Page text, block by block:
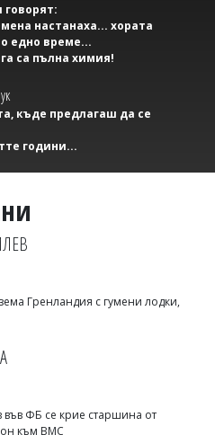
говорят:
настанаха... хората
едно време...
са пълна химия!
къде предлагаш да се
години...
Гренландия с гумени лодки,
ФБ се крие старшина от
към ВМС